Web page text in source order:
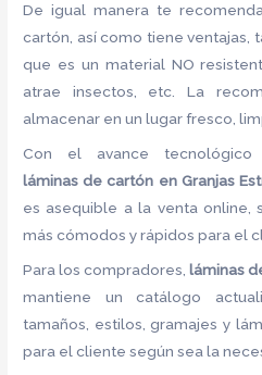
De igual manera te
cartón, así como tiene ventajas,
que es un material NO
atrae insectos, etc. La
almacenar en un lugar fresco,
Con el avance tecnológico
láminas de cartón en Granjas
es asequible a la venta online,
más cómodos y rápidos para el
Para los compradores, láminas
mantiene un catálogo
tamaños, estilos, gramajes y
para el cliente según sea la